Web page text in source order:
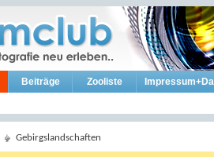
Beiträge Zooliste
Gebirgslandschaften